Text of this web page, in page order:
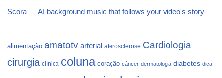
Scora — AI background music that follows your video's story
alimentação amatotv arterial aterosclerose Cardiologia
cirurgia clínica coluna coração câncer dermatologia diabetes dica